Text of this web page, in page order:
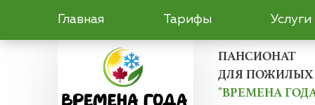
Главная Тарифы Услуги
ПАНСИОНАТ
ДЛЯ ПОЖИЛЫХ
"ВРЕМЕНА